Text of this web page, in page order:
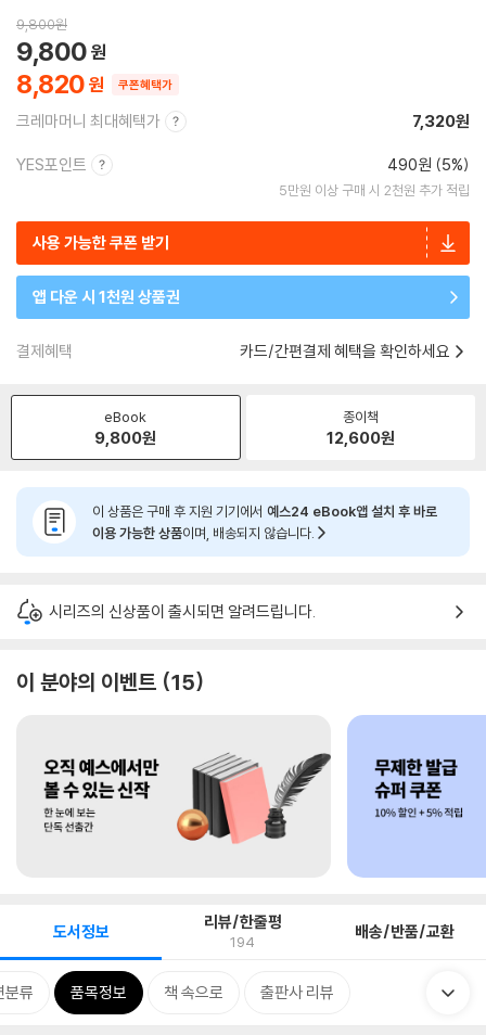
9,800원
8,820
9,800
쿠폰혜택가
크레마머니 최대혜택가 7,320원
YES포인트 490원 (5%)
5만원 이상 구매 시 2천원 추가 적립
사용 가능한 쿠폰 받기
앱 다운 시 1천원 상품권
결제혜택 카드/간편결제 혜택을 확인하세요
eBook
9,800원
종이책
12,600원
이 상품은 구매 후 지원 기기에서 예스24 eBook앱 설치 후 바로
이용 가능한 상품이며, 배송되지 않습니다.
시리즈의 신상품이 출시되면 알려드립니다.
이 분야의 이벤트 15
도서정보 리뷰/한줄평
194 배송/반품/교환
분류 품목정보 책 속으로 출판사 리뷰